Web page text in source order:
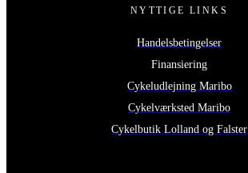
NYTTIGE LINKS
Handelsbetingelser
Finansiering
Cykeludlejning Maribo
Cykelværksted Maribo
Cykelbutik Lolland og Falster